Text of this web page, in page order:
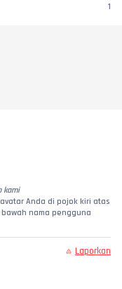
1
kami
Anda di pojok kiri atas
nama pengguna
Laporkan